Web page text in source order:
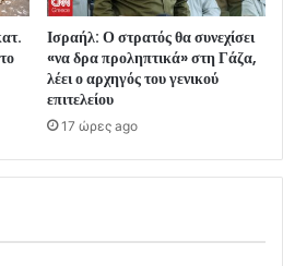
Ισραήλ: Ο στρατός θα συνεχίσει
«να δρα προληπτικά» στη Γάζα,
λέει ο αρχηγός του γενικού
επιτελείου
17 ώρες ago